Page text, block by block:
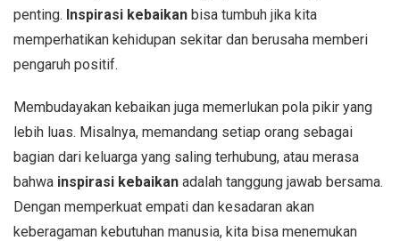
penting. Inspirasi kebaikan bisa tumbuh jika kita
memperhatikan kehidupan sekitar dan berusaha memberi
pengaruh positif.
Membudayakan kebaikan juga memerlukan pola pikir yang
lebih luas. Misalnya, memandang setiap orang sebagai
bagian dari keluarga yang saling terhubung, atau merasa
bahwa inspirasi kebaikan adalah tanggung jawab bersama.
Dengan memperkuat empati dan kesadaran akan
keberagaman kebutuhan manusia, kita bisa menemukan